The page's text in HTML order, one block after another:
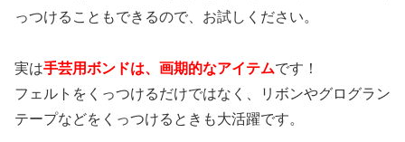
っつけることもできるので、お試しください。
実は手芸用ボンドは、画期的なアイテムです！
フェルトをくっつけるだけではなく、リボンやグログラン
テープなどをくっつけるときも大活躍です。